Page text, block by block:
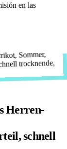
en las
Herren-
schnell